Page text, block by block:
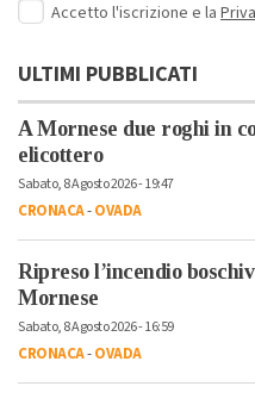
Accetto l'iscrizione e la
ULTIMI PUBBLICATI
A Mornese due roghi in
elicottero
Sabato, 8 Agosto 2026 - 19:47
CRONACA-OVADA
Ripreso l’incendio
Mornese
Sabato, 8 Agosto 2026 - 16:59
CRONACA-OVADA